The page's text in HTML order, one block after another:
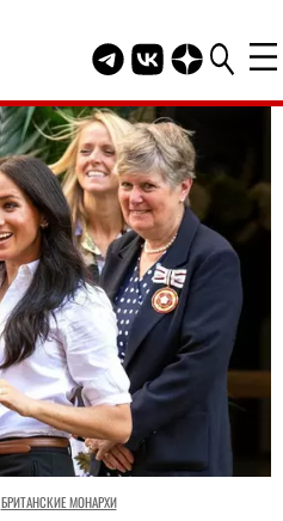
Telegram канал
Группа HELLO
Канал
БРИТАНСКИЕ МОНАРХИ